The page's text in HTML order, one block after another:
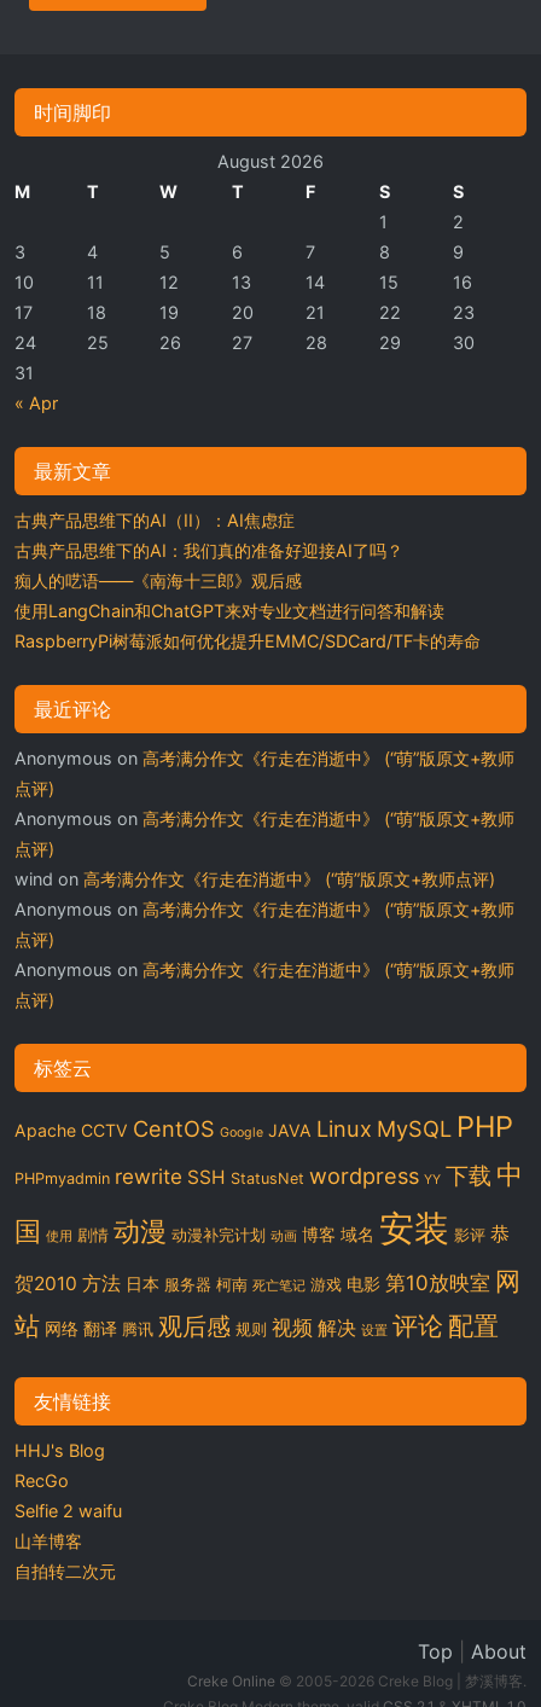
时间脚印
August 2026
M
T W T F S S
« Apr
1
2
3
4 5 6 7 8
9
10
11 12 13 14 15
16
17
18 19 20 21 22
23
24
25 26 27 28 29
30
31
最新文章
古典产品思维下的AI（II）：AI焦虑症
古典产品思维下的AI：我们真的准备好迎接AI了吗？
痴人的呓语——《南海十三郎》观后感
使用LangChain和ChatGPT来对专业文档进行问答和解读
RaspberryPi树莓派如何优化提升EMMC/SDCard/TF卡的寿命
最近评论
Anonymous on 高考满分作文《行走在消逝中》 (“萌”版原文+教师
点评)
Anonymous on 高考满分作文《行走在消逝中》 (“萌”版原文+教师
点评)
wind on 高考满分作文《行走在消逝中》 (“萌”版原文+教师点评)
Anonymous on 高考满分作文《行走在消逝中》 (“萌”版原文+教师
点评)
Anonymous on 高考满分作文《行走在消逝中》 (“萌”版原文+教师
点评)
标签云
Apache CCTV CentOS Google JAVA Linux MySQL PHP
PHPmyadmin rewrite SSH StatusNet wordpress YY 下载 中
国 使用 剧情 动漫 动漫补完计划 动画 博客 域名 安装 影评 恭
贺2010 方法 日本 服务器 柯南 死亡笔记 游戏 电影 第10放映室 网
站 网络 翻译 腾讯 观后感 规则 视频 解决 设置 评论 配置
友情链接
HHJ's Blog
RecGo
Selfie 2 waifu
山羊博客
自拍转二次元
Top About
Creke Online © 2005-2026 Creke Blog | 梦溪博客.